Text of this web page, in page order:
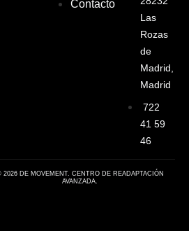
Contacto
Las
Rozas
de
Madrid,
Madrid
722
41 59
46
2026 DE MOVEMENT. CENTRO DE READAPTACIÓN
AVANZADA.